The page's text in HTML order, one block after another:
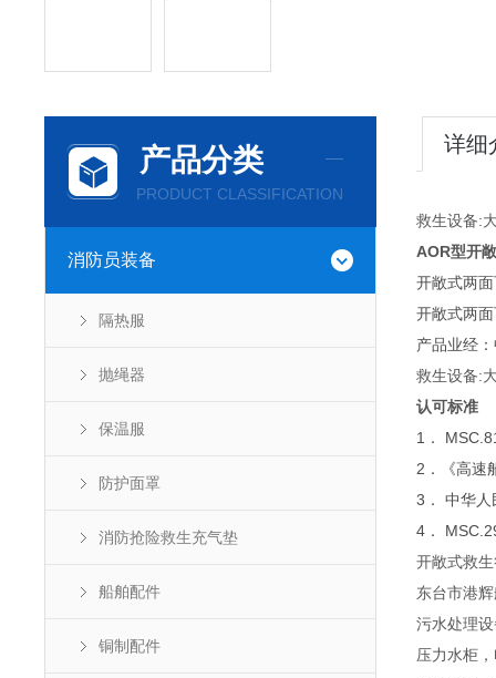
产品分类
PRODUCT CLASSIFICATION
消防员装备
隔热服
抛绳器
保温服
防护面罩
消防抢险救生充气垫
船舶配件
铜制配件
详细
救生设备:
AOR型开
开敞式两
开敞式两
产品业经
救生设备:
认可标准
1．
2．《高速
3． 中华人
4．
开敞式救
东台市港
污水处理
压力水柜